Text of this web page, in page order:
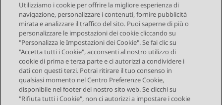
Send Feedback
Navigazione argomento
Argomento precedente Argomento successivo
STAY CONNECTED
Utilizziamo i cookie per offrire la migliore esperienza di
navigazione, personalizzare i contenuti, fornire pubblicità
mirata e analizzare il traffico del sito. Puoi saperne di più o
personalizzare le impostazioni dei cookie cliccando su
"Personalizza le Impostazioni dei Cookie". Se fai clic su
"Accetta tutti i Cookie", acconsenti al nostro utilizzo di
cookie di prima e terza parte e ci autorizzi a condividere i
dati con questi terzi. Potrai ritirare il tuo consenso in
qualsiasi momento nel Centro Preferenze Cookie,
disponibile nel footer del nostro sito web. Se clicchi su
"Rifiuta tutti i Cookie", non ci autorizzi a impostare i cookie